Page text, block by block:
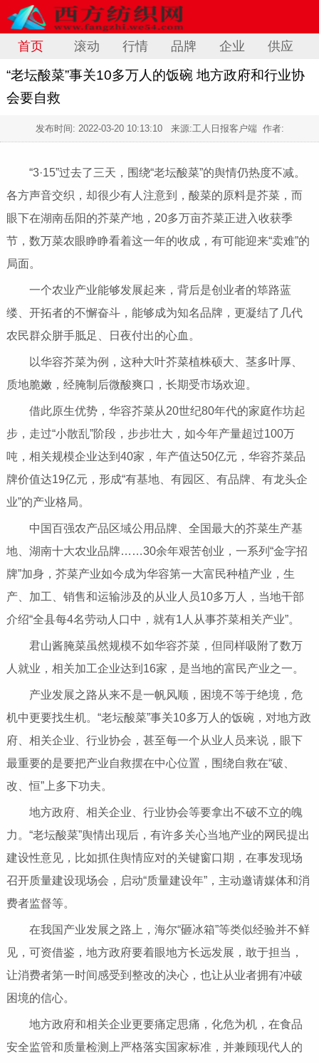
首页 滚动 行情 品牌 企业 供应
“老坛酸菜”事关10多万人的饭碗 地方政府和行业协
会要自救
发布时间: 2022-03-20 10:13:10 来源:工人日报客户端 作者:
“3·15”过去了三天，围绕“老坛酸菜”的舆情仍热度不减。
各方声音交织，却很少有人注意到，酸菜的原料是芥菜，而
眼下在湖南岳阳的芥菜产地，20多万亩芥菜正进入收获季
节，数万菜农眼睁睁看着这一年的收成，有可能迎来“卖难”的
局面。
一个农业产业能够发展起来，背后是创业者的筚路蓝
缕、开拓者的不懈奋斗，能够成为知名品牌，更凝结了几代
农民群众胼手胝足、日夜付出的心血。
以华容芥菜为例，这种大叶芥菜植株硕大、茎多叶厚、
质地脆嫩，经腌制后微酸爽口，长期受市场欢迎。
借此原生优势，华容芥菜从20世纪80年代的家庭作坊起
步，走过“小散乱”阶段，步步壮大，如今年产量超过100万
吨，相关规模企业达到40家，年产值达50亿元，华容芥菜品
牌价值达19亿元，形成“有基地、有园区、有品牌、有龙头企
业”的产业格局。
中国百强农产品区域公用品牌、全国最大的芥菜生产基
地、湖南十大农业品牌……30余年艰苦创业，一系列“金字招
牌”加身，芥菜产业如今成为华容第一大富民种植产业，生
产、加工、销售和运输涉及的从业人员10多万人，当地干部
介绍“全县每4名劳动人口中，就有1人从事芥菜相关产业”。
君山酱腌菜虽然规模不如华容芥菜，但同样吸附了数万
人就业，相关加工企业达到16家，是当地的富民产业之一。
产业发展之路从来不是一帆风顺，困境不等于绝境， 危
机中更要找生机。“老坛酸菜”事关10多万人的饭碗，对地方政
府、相关企业、行业协会，甚至每一个从业人员来说，眼下
最重要的是要把产业自救摆在中心位置，围绕自救在“破、
改、恒”上多下功夫。
地方政府、相关企业、行业协会等要拿出不破不立的魄
力。“老坛酸菜”舆情出现后，有许多关心当地产业的网民提出
建设性意见，比如抓住舆情应对的关键窗口期，在事发现场
召开质量建设现场会，启动“质量建设年”，主动邀请媒体和消
费者监督等。
在我国产业发展之路上，海尔“砸冰箱”等类似经验并不鲜
见，可资借鉴，地方政府要着眼地方长远发展，敢于担当，
让消费者第一时间感受到整改的决心，也让从业者拥有冲破
困境的信心。
地方政府和相关企业更要痛定思痛，化危为机，在食品
安全监管和质量检测上严格落实国家标准，并兼顾现代人的